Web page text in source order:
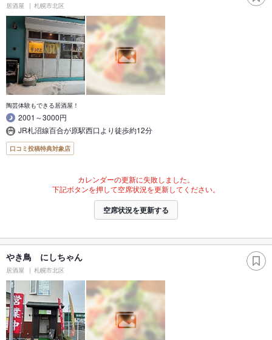
居酒屋 札幌市北区
陶芸体験もできる居酒屋！
2001～3000円
JR札沼線百合が原駅西口より徒歩約12分
口コミ投稿特典対象店
カレンダーの更新に失敗しました。
下記ボタンを押して空席状況を更新してください。
空席状況を更新する
やき鳥 にしちゃん
居酒屋 札幌市北区